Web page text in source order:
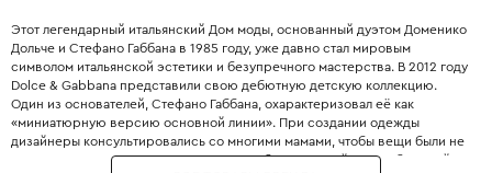
Этот легендарный итальянский Дом моды, основанный дуэтом Доменико
Дольче и Стефано Габбана в 1985 году, уже давно стал мировым
символом итальянской эстетики и безупречного мастерства. В 2012 году
Dolce & Gabbana представили свою дебютную детскую коллекцию.
Один из основателей, Стефано Габбана, охарактеризовал её как
«миниатюрную версию основной линии». При создании одежды
дизайнеры консультировались со многими мамами, чтобы вещи были не
только стильными, но и максимально удобными. Дизайнеры с большой